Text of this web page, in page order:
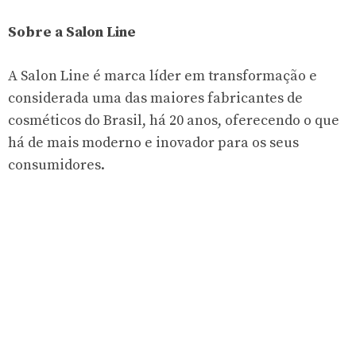
Sobre a Salon Line
A Salon Line é marca líder em transformação e
considerada uma das maiores fabricantes de
cosméticos do Brasil, há 20 anos, oferecendo o que
há de mais moderno e inovador para os seus
consumidores.